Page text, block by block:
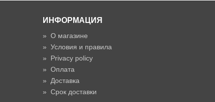
ИНФОРМАЦИЯ
» О магазине
» Условия и правила
» Privacy policy
» Оплата
» Доставка
» Срок доставки